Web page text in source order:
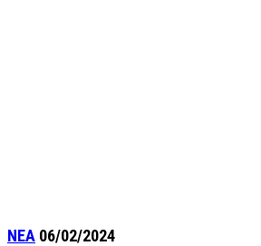
ΝΕΑ 06/02/2024